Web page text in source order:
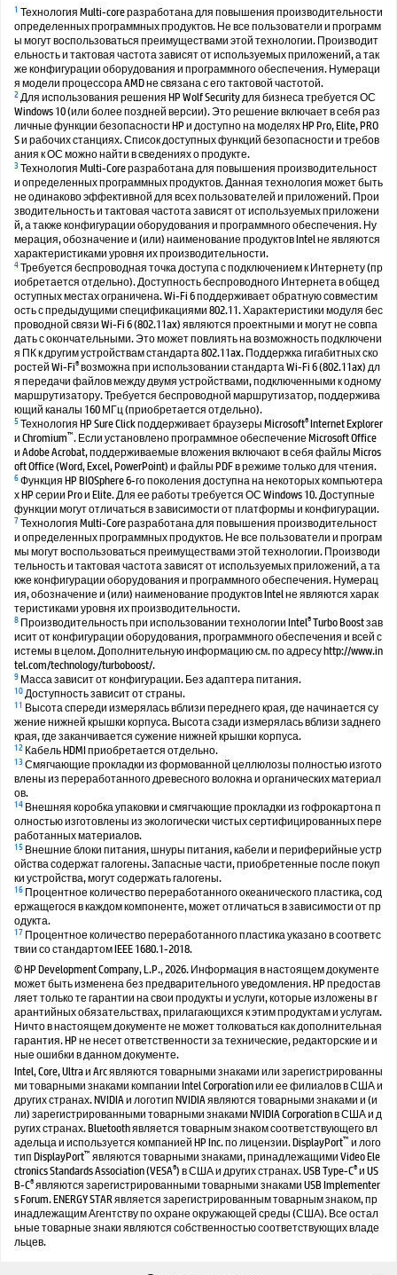
1 Технология Multi-core разработана для повышения производительности
определенных программных продуктов. Не все пользователи и программ
ы могут воспользоваться преимуществами этой технологии. Производит
ельность и тактовая частота зависят от используемых приложений, а так
же конфигурации оборудования и программного обеспечения. Нумераци
я модели процессора AMD не связана с его тактовой частотой.
2Для использования решения HP Wolf Security для бизнеса требуется ОС
Windows 10 (или более поздней версии). Это решение включает в себя раз
личные функции безопасности HP и доступно на моделях HP Pro, Elite, PRO
S и рабочих станциях. Список доступных функций безопасности и требов
ания к ОС можно найти в сведениях о продукте.
3 Технология Multi-Core разработана для повышения производительност
и определенных программных продуктов. Данная технология может быть
не одинаково эффективной для всех пользователей и приложений. Прои
зводительность и тактовая частота зависят от используемых приложени
й, а также конфигурации оборудования и программного обеспечения. Ну
мерация, обозначение и (или) наименование продуктов Intel не являются
характеристиками уровня их производительности.
4Требуется беспроводная точка доступа с подключением к Интернету (пр
иобретается отдельно). Доступность беспроводного Интернета в общед
оступных местах ограничена. Wi-Fi 6 поддерживает обратную совместим
ость с предыдущими спецификациями 802.11. Характеристики модуля бес
проводной связи Wi-Fi 6 (802.11ax) являются проектными и могут не совпа
дать с окончательными. Это может повлиять на возможность подключени
я ПК к другим устройствам стандарта 802.11ax. Поддержка гигабитных ско
ростей Wi-Fi®возможна при использовании стандарта Wi-Fi 6 (802.11ax) дл
я передачи файлов между двумя устройствами, подключенными к одному
маршрутизатору. Требуется беспроводной маршрутизатор, поддержива
ющий каналы 160 МГц (приобретается отдельно).
5Технология HP Sure Click поддерживает браузеры Microsoft®Internet Explorer
и Chromium™. Если установлено программное обеспечение Microsoft Office
и Adobe Acrobat, поддерживаемые вложения включают в себя файлы Micros
oft Office (Word, Excel, PowerPoint) и файлы PDF в режиме только для чтения.
6Функция HP BIOSphere 6-го поколения доступна на некоторых компьютера
х HP серии Pro и Elite. Для ее работы требуется ОС Windows 10. Доступные
функции могут отличаться в зависимости от платформы и конфигурации.
7Технология Multi-Core разработана для повышения производительност
и определенных программных продуктов. Не все пользователи и програм
мы могут воспользоваться преимуществами этой технологии. Производи
тельность и тактовая частота зависят от используемых приложений, а та
кже конфигурации оборудования и программного обеспечения. Нумерац
ия, обозначение и (или) наименование продуктов Intel не являются харак
теристиками уровня их производительности.
8 Производительность при использовании технологии Intel®Turbo Boost зав
исит от конфигурации оборудования, программного обеспечения и всей с
истемы в целом. Дополнительную информацию см. по адресу http://www.in
tel.com/technology/turboboost/.
9 Масса зависит от конфигурации. Без адаптера питания.
10Доступность зависит от страны.
11 Высота спереди измерялась вблизи переднего края, где начинается су
жение нижней крышки корпуса. Высота сзади измерялась вблизи заднего
края, где заканчивается сужение нижней крышки корпуса.
12 Кабель HDMI приобретается отдельно.
13 Смягчающие прокладки из формованной целлюлозы полностью изгото
влены из переработанного древесного волокна и органических материал
ов.
14 Внешняя коробка упаковки и смягчающие прокладки из гофрокартона п
олностью изготовлены из экологически чистых сертифицированных пере
работанных материалов.
15 Внешние блоки питания, шнуры питания, кабели и периферийные устр
ойства содержат галогены. Запасные части, приобретенные после покуп
ки устройства, могут содержать галогены.
16 Процентное количество переработанного океанического пластика, сод
ержащегося в каждом компоненте, может отличаться в зависимости от пр
одукта.
17 Процентное количество переработанного пластика указано в соответс
твии со стандартом IEEE 1680.1-2018.
© HP Development Company, L.P., 2026. Информация в настоящем документе
может быть изменена без предварительного уведомления. HP предостав
ляет только те гарантии на свои продукты и услуги, которые изложены в г
арантийных обязательствах, прилагающихся к этим продуктам и услугам.
Ничто в настоящем документе не может толковаться как дополнительная
гарантия. HP не несет ответственности за технические, редакторские и и
ные ошибки в данном документе.
Intel, Core, Ultra и Arc являются товарными знаками или зарегистрированны
ми товарными знаками компании Intel Corporation или ее филиалов в США и
других странах. NVIDIA и логотип NVIDIA являются товарными знаками и (и
ли) зарегистрированными товарными знаками NVIDIA Corporation в США и д
ругих странах. Bluetooth является товарным знаком соответствующего вл
адельца и используется компанией HP Inc. по лицензии. DisplayPort™и лого
тип DisplayPort™являются товарными знаками, принадлежащими Video Ele
ctronics Standards Association (VESA®) в США и других странах. USB Type-C®и US
B-C®являются зарегистрированными товарными знаками USB Implementer
s Forum. ENERGY STAR является зарегистрированным товарным знаком, пр
инадлежащим Агентству по охране окружающей среды (США). Все остал
ьные товарные знаки являются собственностью соответствующих владе
льцев.